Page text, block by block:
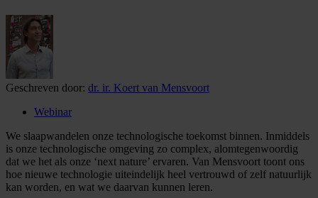
Geschreven door: dr. ir. Koert van Mensvoort
Webinar
We slaapwandelen onze technologische toekomst binnen. Inmiddels
is onze technologische omgeving zo complex, alomtegenwoordig
dat we het als onze ‘next nature’ ervaren. Van Mensvoort toont ons
hoe nieuwe technologie uiteindelijk heel vertrouwd of zelf natuurlijk
kan worden, en wat we daarvan kunnen leren.